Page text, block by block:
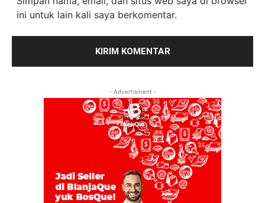
ini untuk lain kali saya berkomentar.
- Advertisment -